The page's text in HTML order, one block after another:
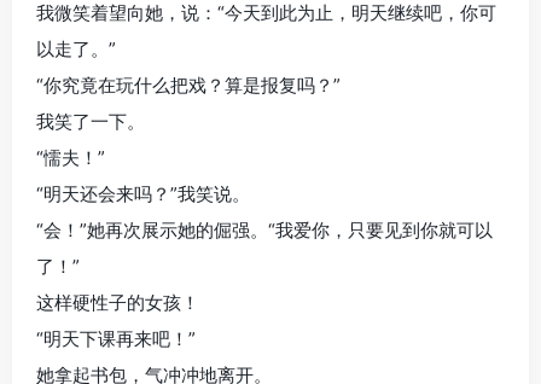
我微笑着望向她，说：“今天到此为止，明天继续吧，你可
以走了。”
“你究竟在玩什么把戏？算是报复吗？”
我笑了一下。
“懦夫！”
“明天还会来吗？”我笑说。
“会！”她再次展示她的倔强。“我爱你，只要见到你就可以
了！”
这样硬性子的女孩！
“明天下课再来吧！”
她拿起书包，气冲冲地离开。